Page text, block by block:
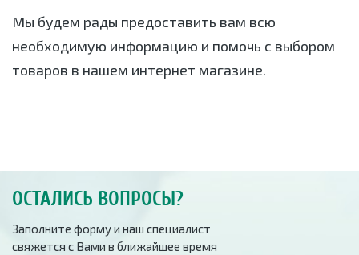
Мы будем рады предоставить вам всю
необходимую информацию и помочь с выбором
товаров в нашем интернет магазине.
ОСТАЛИСЬ ВОПРОСЫ?
Заполните форму и наш специалист
свяжется с Вами в ближайшее время